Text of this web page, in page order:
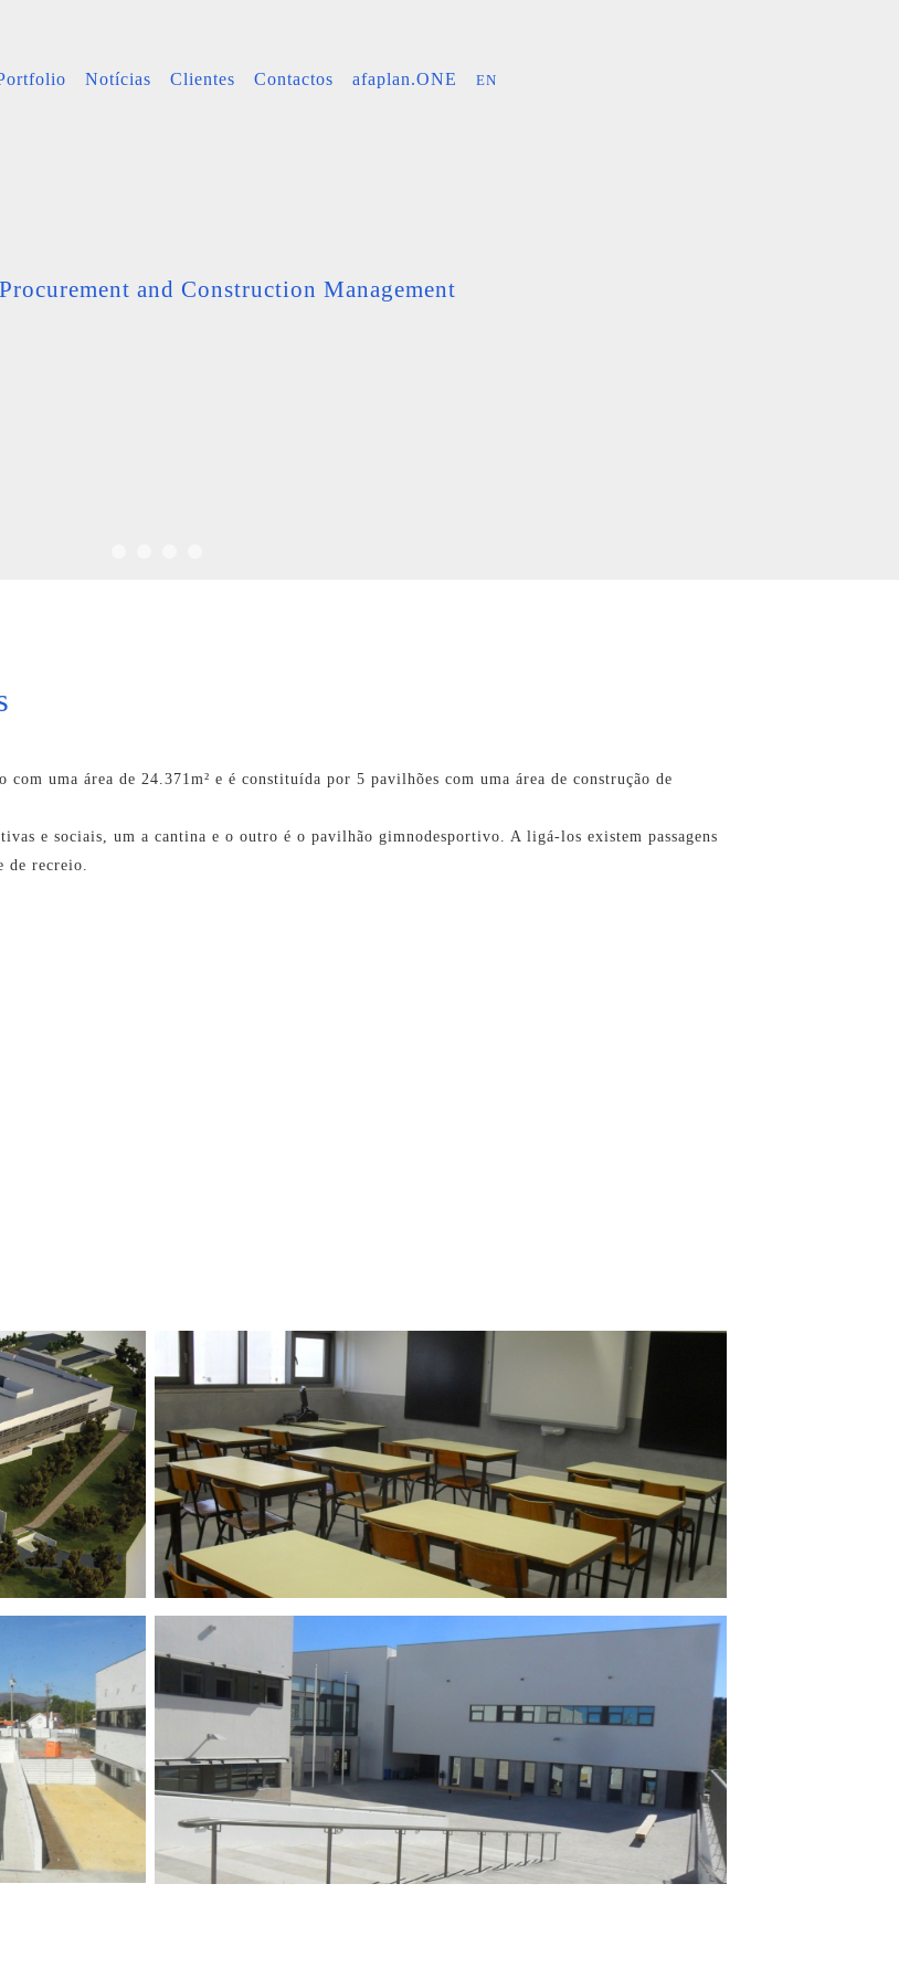
Notícias Clientes Contactos afaplan.ONE EN
and Construction Management
uma área de 24.371m² e é constituída por 5 pavilhões com uma área de construção de
e sociais, um a cantina e o outro é o pavilhão gimnodesportivo. A ligá-los existem passagens
de recreio.